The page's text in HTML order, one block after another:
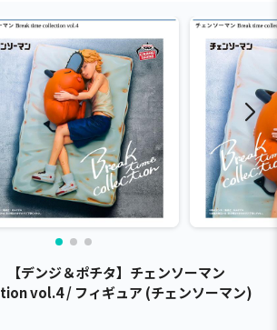
【デンジ＆ポチタ】チェンソーマン
vol.4 / フィギュア (チェンソーマン)